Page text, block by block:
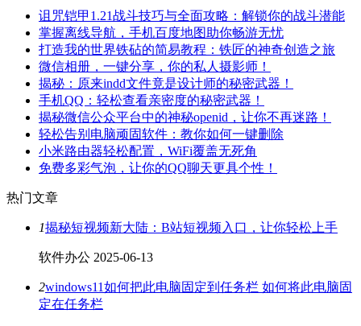
诅咒铠甲1.21战斗技巧与全面攻略：解锁你的战斗潜能
掌握离线导航，手机百度地图助你畅游无忧
打造我的世界铁砧的简易教程：铁匠的神奇创造之旅
微信相册，一键分享，你的私人摄影师！
揭秘：原来indd文件竟是设计师的秘密武器！
手机QQ：轻松查看亲密度的秘密武器！
揭秘微信公众平台中的神秘openid，让你不再迷路！
轻松告别电脑顽固软件：教你如何一键删除
小米路由器轻松配置，WiFi覆盖无死角
免费多彩气泡，让你的QQ聊天更具个性！
热门文章
1揭秘短视频新大陆：B站短视频入口，让你轻松上手
软件办公 2025-06-13
2windows11如何把此电脑固定到任务栏 如何将此电脑固
定在任务栏